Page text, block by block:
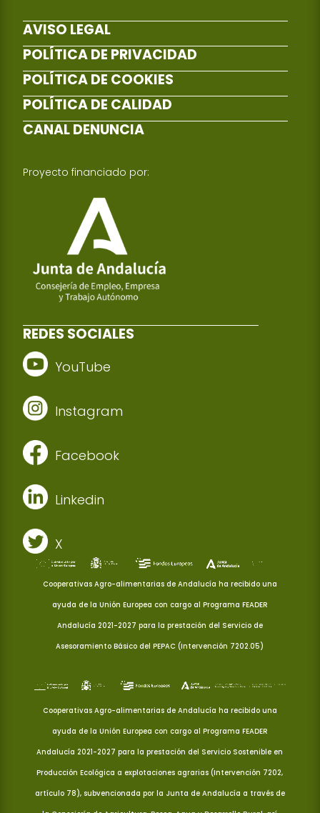
AVISO LEGAL
POLÍTICA DE PRIVACIDAD
POLÍTICA DE COOKIES
POLÍTICA DE CALIDAD
CANAL DENUNCIA
Proyecto financiado por:
REDES SOCIALES
YouTube
Instagram
Facebook
Linkedin
X
Cooperativas Agro-alimentarias de Andalucía ha recibido una
ayuda de la Unión Europea con cargo al Programa FEADER
Andalucía 2021-2027 para la prestación del Servicio de
Asesoramiento Básico del PEPAC (Intervención 7202.05)
Cooperativas Agro-alimentarias de Andalucía ha recibido una
ayuda de la Unión Europea con cargo al Programa FEADER
Andalucía 2021-2027 para la prestación del Servicio Sostenible en
Producción Ecológica a explotaciones agrarias (Intervención 7202,
artículo 78), subvencionada por la Junta de Andalucía a través de